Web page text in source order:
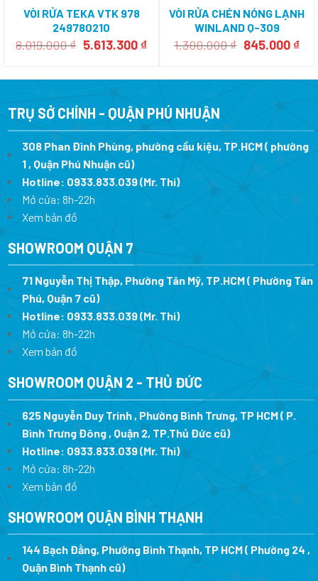
VÒI RỬA TEKA VTK 978
249780210
8.019.000₫ Giá
8.019.000 ₫.
5.613.300 ₫Giá
là:
VÒI RỬA CHÉN NÓNG LẠNH
WINLAND Q-309
1.300.000₫ Giá
1.300.000 ₫.
845.000 ₫Giá
là:
TRỤ SỞ CHÍNH - QUẬN PHÚ NHUẬN
308 Phan Đình Phùng, phường cầu kiệu, TP.HCM ( phường
1 , Quận Phú Nhuận cũ)
Hotline: 0933.833.039(Mr. Thi)
Mở cửa: 8h-22h
Xem bản đồ
SHOWROOM QUẬN 7
71 Nguyễn Thị Thập, Phường Tân Mỹ, TP.HCM ( Phường Tân
Phú, Quận 7 cũ)
Hotline: 0933.833.039(Mr. Thi)
Mở cửa: 8h-22h
Xem bản đồ
SHOWROOM QUẬN 2 - THỦ ĐỨC
625 Nguyễn Duy Trinh , Phường Bình Trưng, TP HCM ( P.
Bình Trưng Đông , Quận 2, TP.Thủ Đức cũ)
Hotline: 0933.833.039(Mr. Thi)
Mở cửa: 8h-22h
Xem bản đồ
SHOWROOM QUẬN BÌNH THẠNH
144 Bạch Đằng, Phường Bình Thạnh, TP HCM ( Phường 24 ,
Quận Bình Thạnh cũ)